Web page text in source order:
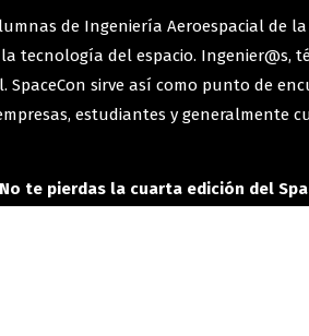
de Ingeniería Aeroespacial de
tecnología del espacio. Ingenier@s,
sirve así como punto de
estudiantes y generalmente
te pierdas la cuarta edición del